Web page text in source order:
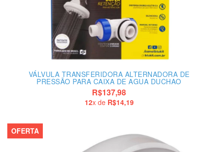
VÁLVULA TRANSFERIDORA ALTERNADORA DE
PRESSÃO PARA CAIXA DE AGUA DUCHAO
R$137,98
12x de R$14,19
OFERTA